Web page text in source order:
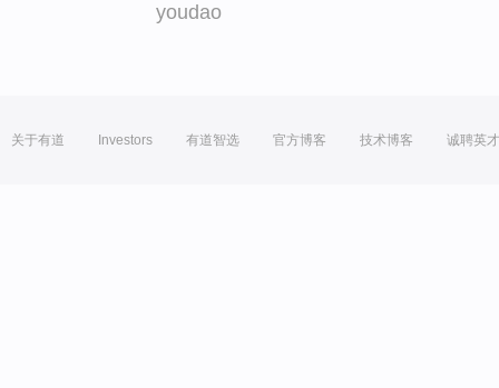
youdao
关于有道 Investors 有道智选 官方博客 技术博客 诚聘英才